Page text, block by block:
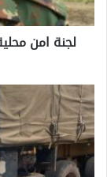
لجنة امن